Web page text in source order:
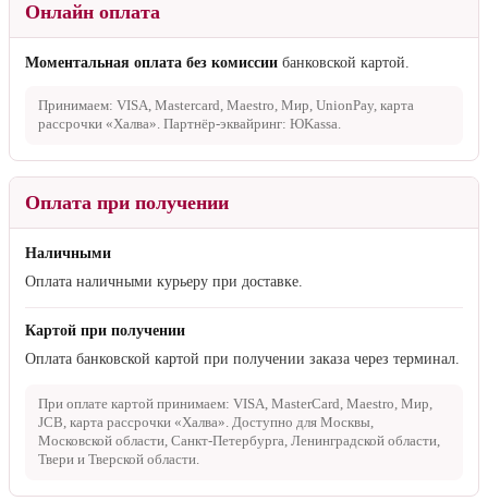
Онлайн оплата
Моментальная оплата без комиссии банковской картой.
Принимаем: VISA, Mastercard, Maestro, Мир, UnionPay, карта
рассрочки «Халва». Партнёр-эквайринг: ЮKassa.
Оплата при получении
Наличными
Оплата наличными курьеру при доставке.
Картой при получении
Оплата банковской картой при получении заказа через терминал.
При оплате картой принимаем: VISA, MasterCard, Maestro, Мир,
JCB, карта рассрочки «Халва». Доступно для Москвы,
Московской области, Санкт-Петербурга, Ленинградской области,
Твери и Тверской области.